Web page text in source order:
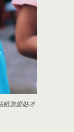
紙怎麼貼才